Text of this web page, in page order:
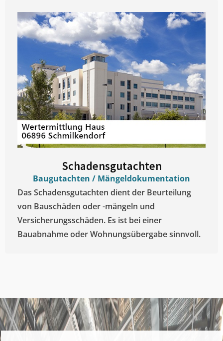
Schadensgutachten
Baugutachten / Mängeldokumentation
Das Schadensgutachten dient der Beurteilung
von Bauschäden oder -mängeln und
Versicherungsschäden. Es ist bei einer
Bauabnahme oder Wohnungsübergabe sinnvoll.